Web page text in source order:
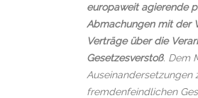
europaweit agierende
Abmachungen mit der
Verträge über die
Gesetzesverstoß. Dem
fremdenfeindlichen